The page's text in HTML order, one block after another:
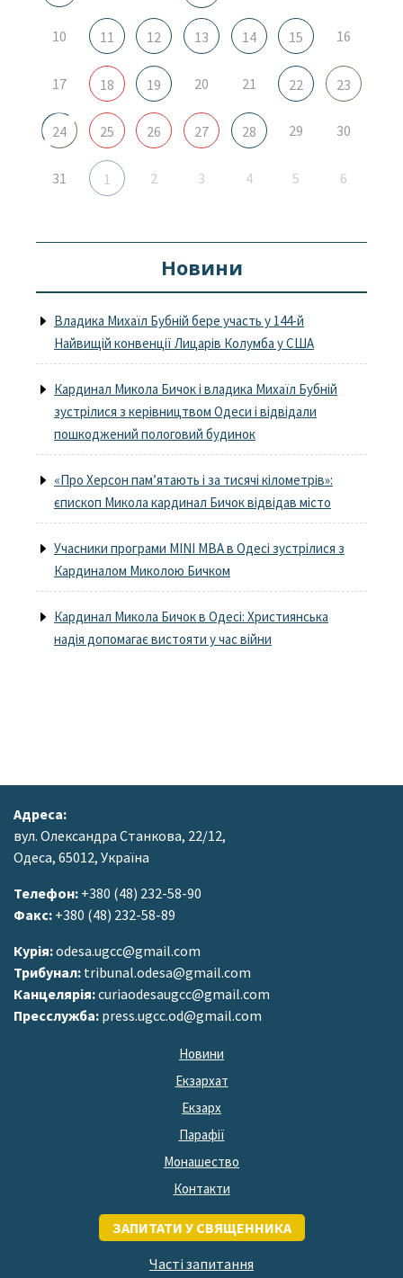
10 11 12 13 14 15 16
17 18 19 20 21 22 23
24 25 26 27 28 29 30
31 1 2 3 4 5 6
Новини
Владика Михаїл Бубній бере участь у 144-й
Найвищій конвенції Лицарів Колумба у США
Кардинал Микола Бичок і владика Михаїл Бубній
зустрілися з керівництвом Одеси і відвідали
пошкоджений пологовий будинок
«Про Херсон пам’ятають і за тисячі кілометрів»:
єпископ Микола кардинал Бичок відвідав місто
Учасники програми MINI MBA в Одесі зустрілися з
Кардиналом Миколою Бичком
Кардинал Микола Бичок в Одесі: Християнська
надія допомагає вистояти у час війни
Адреса:
вул. Олександра Станкова, 22/12,
Одеса, 65012, Україна
Телефон: +380 (48) 232-58-90
Факс: +380 (48) 232-58-89
Курія:odesa.ugcc@gmail.com
Трибунал: tribunal.odesa@gmail.com
Канцелярія:curiaodesaugcc@gmail.com
Пресслужба: press.ugcc.od@gmail.com
Новини
Екзархат
Екзарх
Парафії
Монашество
Контакти
ЗАПИТАТИ У СВЯЩЕННИКА
Часті запитання